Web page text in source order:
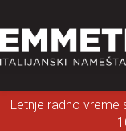
Letnje radno vreme